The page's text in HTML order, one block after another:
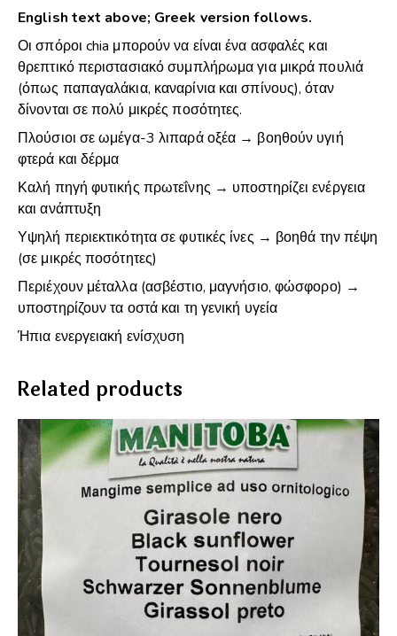
English text above; Greek version follows.
Οι σπόροι chia μπορούν να είναι ένα ασφαλές και
θρεπτικό περιστασιακό συμπλήρωμα για μικρά πουλιά
(όπως παπαγαλάκια, καναρίνια και σπίνους), όταν
δίνονται σε πολύ μικρές ποσότητες.
Πλούσιοι σε ωμέγα-3 λιπαρά οξέα → βοηθούν υγιή
φτερά και δέρμα
Καλή πηγή φυτικής πρωτεΐνης → υποστηρίζει ενέργεια
και ανάπτυξη
Υψηλή περιεκτικότητα σε φυτικές ίνες → βοηθά την πέψη
(σε μικρές ποσότητες)
Περιέχουν μέταλλα (ασβέστιο, μαγνήσιο, φώσφορο) →
υποστηρίζουν τα οστά και τη γενική υγεία
Ήπια ενεργειακή ενίσχυση
Related products